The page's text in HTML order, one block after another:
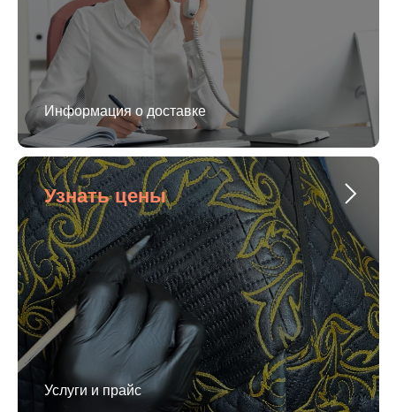
Информация о доставке
Узнать цены
Услуги и прайс